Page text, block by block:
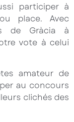
participer à
place. Avec
de Gràcia à
vote à celui
amateur de
au concours
clichés des